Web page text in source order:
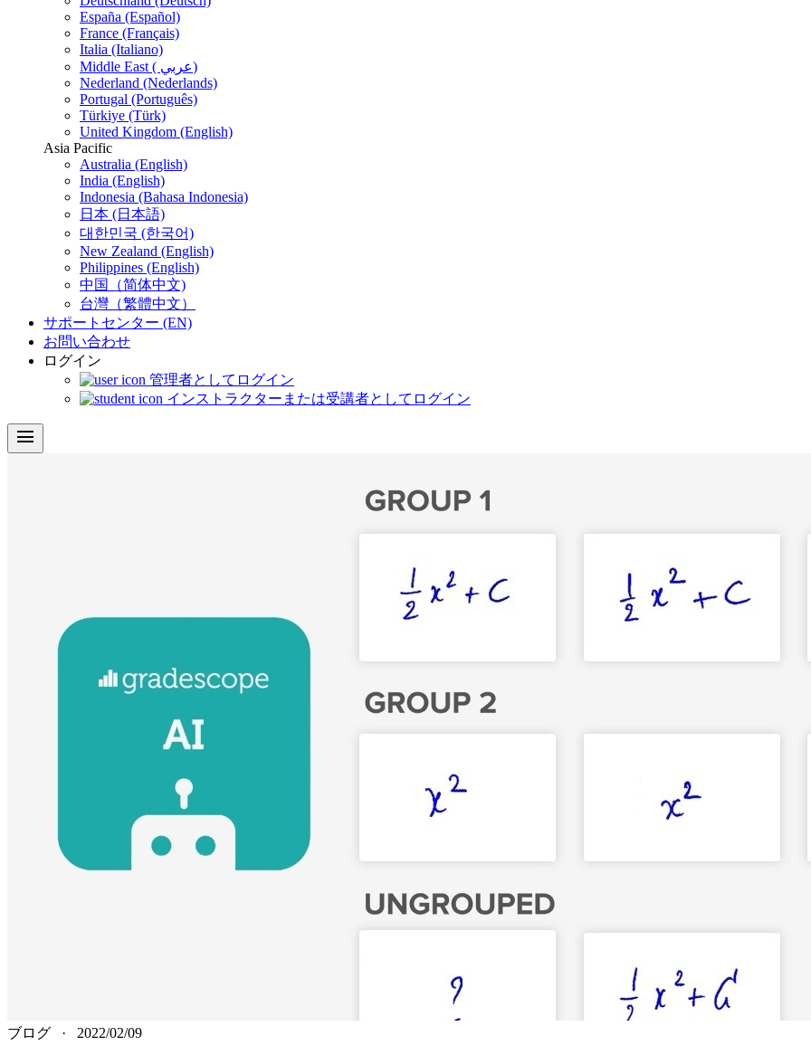
España (Español)
France (Français)
Italia (Italiano)
Middle East ( عربي)
Nederland (Nederlands)
Portugal (Português)
Türkiye (Türk)
United Kingdom (English)
Asia Pacific
Australia (English)
India (English)
Indonesia (Bahasa Indonesia)
日本 (日本語)
대한민국 (한국어)
New Zealand (English)
Philippines (English)
中国（简体中文)
台灣（繁體中文）
サポートセンター (EN)
お問い合わせ
ログイン
管理者としてログイン
インストラクターまたは受講者としてログイン
menu
ブログ · 2022/02/09